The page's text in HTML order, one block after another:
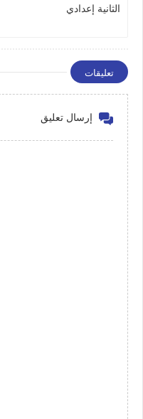
الثانية إعدادي
تعليقات
إرسال تعليق